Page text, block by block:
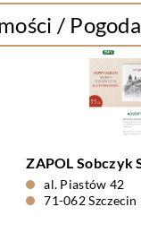
/
ZAPOL Sobczyk
al. Piastów 42
71-062 Szczecin